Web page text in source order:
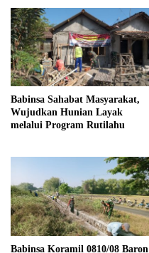
Babinsa Sahabat Masyarakat,
Wujudkan Hunian Layak
melalui Program Rutilahu
Babinsa Koramil 0810/08 Baron